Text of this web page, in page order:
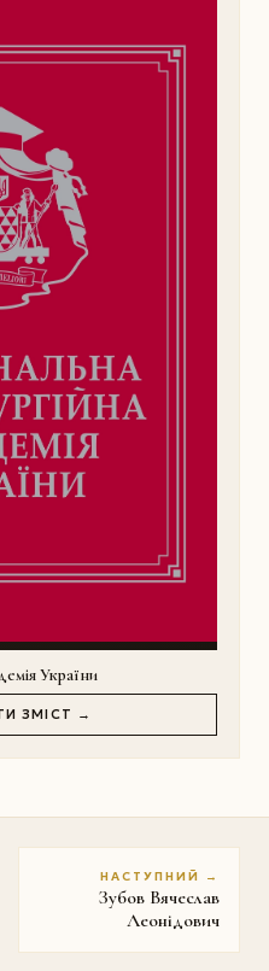
України
ЗМІСТ →
НАСТУПНИЙ →
Зубов Вячеслав
Леонідович